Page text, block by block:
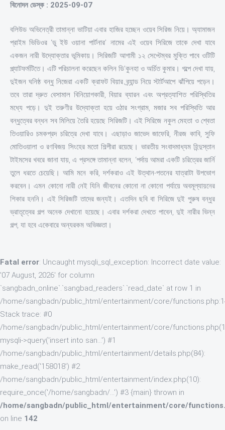
বিনোদন ডেস্ক : 2025-09-07
বলিউড অভিনেত্রী তামান্না ভাটিয়া এবার হাজির হচ্ছেন ওয়েব সিরিজ নিয়ে। অ্যামাজন
প্রাইম ভিডিওর ‘ডু ইউ ওয়ানা পার্টনার’ নামের এই ওয়েব সিরিজে তাকে দেখা যাবে
একজন নারী উদ্যোক্তার ভূমিকায়। সিরিজটি আগামী ১২ সেপ্টেম্বর মুক্তি পাবে ওটিটি
প্ল্যাটফর্মটিতে। এটি পরিচালনা করেছেন কলিন ডি’কুনহা ও অর্চিত কুমার। গল্পে দেখা যায়,
দুইজন ঘনিষ্ঠ বন্ধু নিজেরা একটি ক্রাফট বিয়ার ব্র্যান্ড নিয়ে স্টার্টআপে ঝাঁপিয়ে পড়েন।
তবে তারা দ্রুত বেসামাল বিনিয়োগকারী, বিয়ার ব্যারন এবং অপ্রত্যাশিত পরিস্থিতির
মধ্যে পড়ে। দুই তরুণীর উদ্যোক্তা হয়ে ওঠার সংগ্রাম, মজার সব পরিস্থিতি আর
বন্ধুত্বের বন্ধন সব মিলিয়ে তৈরি হয়েছে সিরিজটি। এই সিরিজে নকুল মেহতা ও শ্বেতা
তিওয়ারিও চমকপ্রদ চরিত্রে দেখা যাবে। এছাড়াও জাভেদ জাফেরি, নীরজ কাবি, সুফি
মোতিওয়ালা ও রণবিজয় সিংহের মতো শিল্পীরা রয়েছে। ভারতীয় সংবাদমাধ্যম হিন্দুস্তান
টাইমসের খবরে জানা যায়, এ প্রসঙ্গে তামান্না বলেন, ‘পর্দায় আমরা একটি চরিত্রের জার্নি
তুলে ধরতে চেয়েছি। আমি মনে করি, দর্শকরাও এই উত্থান-পতনের যাত্রাটা উপভোগ
করবেন। এমন কোনো নারী নেই যিনি জীবনের কোনো না কোনো পর্যায়ে অবমূল্যায়নের
শিকার হননি। এই সিরিজটি তাদের জন্যই। এতদিন ছবি বা সিরিজে দুই পুরুষ বন্ধুর
ভ্রাতৃত্বের গল্প অনেক দেখানো হয়েছে। এবার দর্শকরা দেখতে পাবেন, দুই নারীর ভিন্ন
গল্প, যা হবে একেবারে অন্যরকম অভিজ্ঞতা।
Fatal error: Uncaught mysqli_sql_exception: Incorrect date value:
'07 August, 2026' for column
`sangbadn_online`.`sangbad_readers`.`read_date` at row 1 in
/home/sangbadn/public_html/entertainment/core/
Stack trace: #0
/home/sangbadn/public_html/entertainment/core/
mysqli->query('insert into san...') #1
/home/sangbadn/public_html/entertainment/details.php(84):
make_read('158018') #2
/home/sangbadn/public_html/entertainment/index.php(10):
require_once('/home/sangbadn/...') #3 {main} thrown in
/home/sangbadn/public_html/entertainment/core/
on line 142